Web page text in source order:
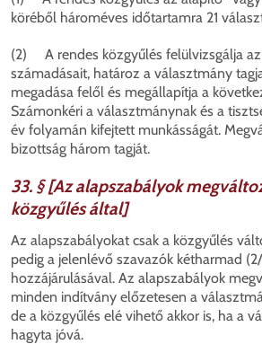
köréből hároméves időtartamra 21
(2) A rendes közgyűlés felülvizsgálja
számadásait, határoz a választmány
megadása felől és megállapítja a
Számonkéri a választmánynak és a
év folyamán kifejtett munkásságát.
bizottság három tagját.
33. § [Az alapszabályok
közgyűlés által]
Az alapszabályokat csak a közgyűlés
pedig a jelenlévő szavazók kétharmad
hozzájárulásával. Az alapszabályok
minden indítvány előzetesen a
de a közgyűlés elé vihető akkor is, ha a
hagyta jóvá.